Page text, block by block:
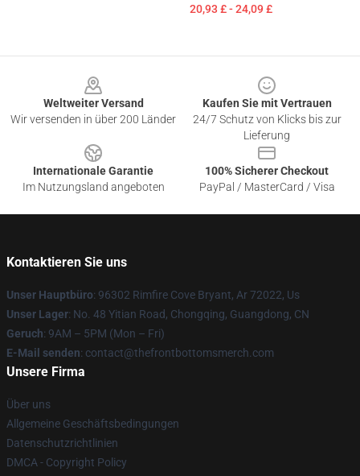
20,93 £ - 24,09 £
Weltweiter Versand
Wir versenden in über 200 Länder
Kaufen Sie mit Vertrauen
24/7 Schutz von Klicks bis zur
Lieferung
Internationale Garantie
Im Nutzungsland angeboten
100% Sicherer Checkout
PayPal / MasterCard / Visa
Kontaktieren Sie uns
Unser Hauptbüro: 96302 Rimfire Cove Bryant, Ar 72022, Us
Unser Lager: No. 48 Yitian Road, Chongqing, Guangdong, CN
Geruch: 9AM – 5PM (Mon – Fri)
E-Mail senden: contact@thefrontbottomsmerch.com
Unsere Firma
Über uns
Allgemeine Geschäftsbedingungen
Datenschutzrichtlinien
DMCA - Copyright Policy